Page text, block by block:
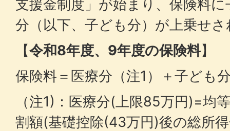
支援金制度」が始まり、保険料
分（以下、子ども分）が上乗せ
【令和8年度、9年度の保険料】
保険料＝医療分（注1）＋子ども
（注1)：医療分(上限85万円)=均
割額(基礎控除(43万円)後の総所